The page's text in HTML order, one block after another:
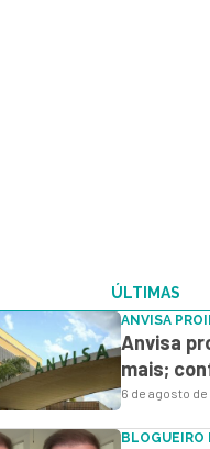
ÚLTIMAS
ANVISA
Anvisa
mais;
6 de agosto de
BLOGUEIRO